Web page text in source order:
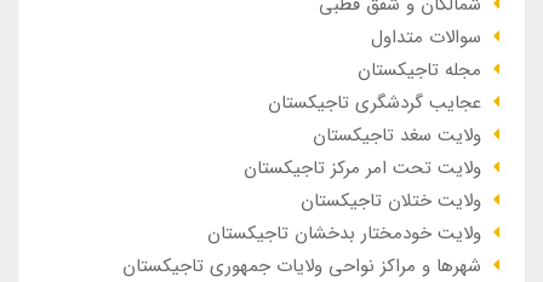
سوالات متداول
مجله تاجیکستان
عجایب گردشگری تاجیکستان
ولایت سغد تاجیکستان
ولایت تحت امر مرکز تاجیکستان
ولایت ختلان تاجیکستان
ولایت خودمختار بدخشان تاجیکستان
شهرها و مراکز نواحی ولایات جمهوری تاجیکستان